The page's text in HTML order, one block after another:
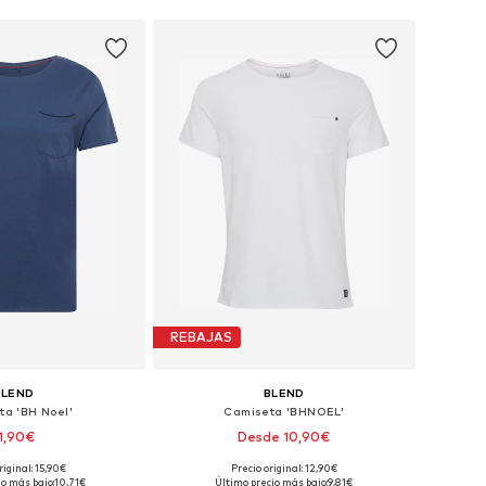
'BH Noel'
M, L, XL, XXL, XXXL
15,90€
más bajo:10,71€
REBAJAS
BLEND
Camiseta 'BHNOEL'
Desde 10,90€
Tallas disponibles: S, M, L, XL, XXL, XXXL
Precio original: 12,90€
Último precio más bajo:9,81€